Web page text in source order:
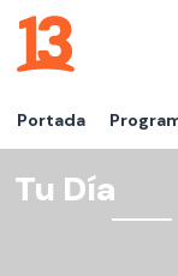
Portada
Tu Día